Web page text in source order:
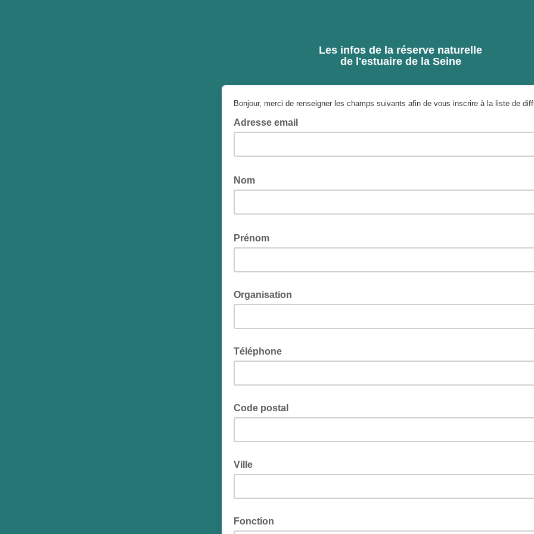
Les infos de la réserve naturelle
de l'estuaire de la Seine
Bonjour, merci de renseigner les champs suivants afin de vous inscrire à la liste de
Adresse email
Nom
Prénom
Organisation
Téléphone
Code postal
Ville
Fonction